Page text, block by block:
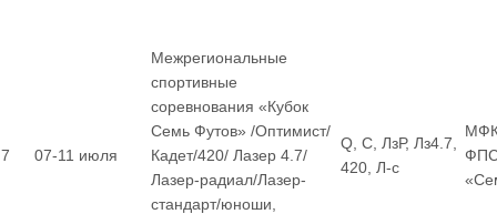
7 07-11 июля
Межрегиональные
спортивные
соревнования «Кубок
Семь Футов» /Оптимист/
Кадет/420/ Лазер 4.7/
Лазер-радиал/Лазер-
стандарт/юноши,
Q, С, ЛзР, Лз4.7,
420, Л-с